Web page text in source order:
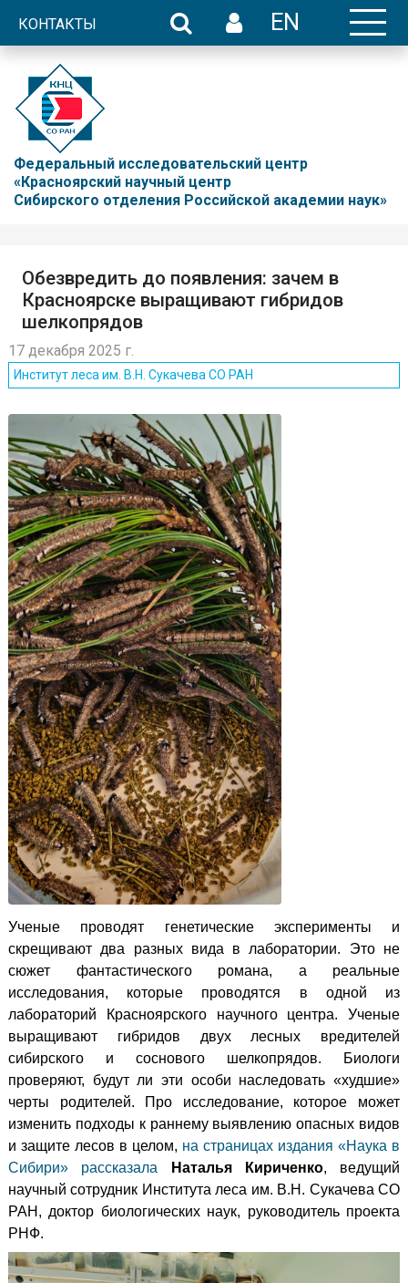
КОНТАКТЫ EN
Федеральный исследовательский центр
«Красноярский научный центр
Сибирского отделения Российской академии наук»
Обезвредить до появления: зачем в
Красноярске выращивают гибридов
шелкопрядов
17 декабря 2025 г.
Институт леса им. В.Н. Сукачева СО РАН
Ученые проводят генетические эксперименты и
скрещивают два разных вида в лаборатории. Это не
сюжет фантастического романа, а реальные
исследования, которые проводятся в одной из
лабораторий Красноярского научного центра. Ученые
выращивают гибридов двух лесных вредителей
сибирского и соснового шелкопрядов. Биологи
проверяют, будут ли эти особи наследовать «худшие»
черты родителей. Про исследование, которое может
изменить подходы к раннему выявлению опасных видов
и защите лесов в целом, на страницах издания «Наука в
Сибири» рассказала
Наталья Кириченко, ведущий
научный сотрудник Института леса им. В.Н. Сукачева СО
РАН, доктор биологических наук, руководитель проекта
РНФ.